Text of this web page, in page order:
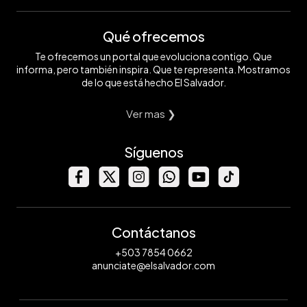
Qué ofrecemos
Te ofrecemos un portal que evoluciona contigo. Que
informa, pero también inspira. Que te representa. Mostramos
de lo que está hecho El Salvador.
Ver mas ❯
Síguenos
Contáctanos
+503 7854 0662
anunciate@elsalvador.com